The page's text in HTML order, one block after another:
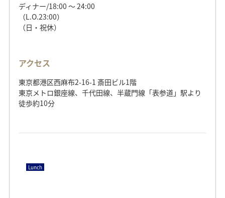
ディナー/18:00 ～ 24:00
（L.O.23:00）
（日・祝休）
アクセス
東京都港区西麻布2-16-1 斎田ビル1階
東京メトロ銀座線、千代田線、半蔵門線「表参道」駅より
徒歩約10分
Lunch